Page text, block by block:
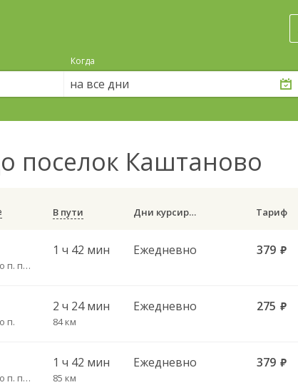
Когда
на все дни
поселок Каштаново
В пути Дни курсирования Тариф
Каштаново п. пов.
1 ч 42 мин Ежедневно 379 руб.
п.
2 ч 24 мин
84 км
Ежедневно 275 руб.
Каштаново п. пов.
1 ч 42 мин
85 км
Ежедневно 379 руб.